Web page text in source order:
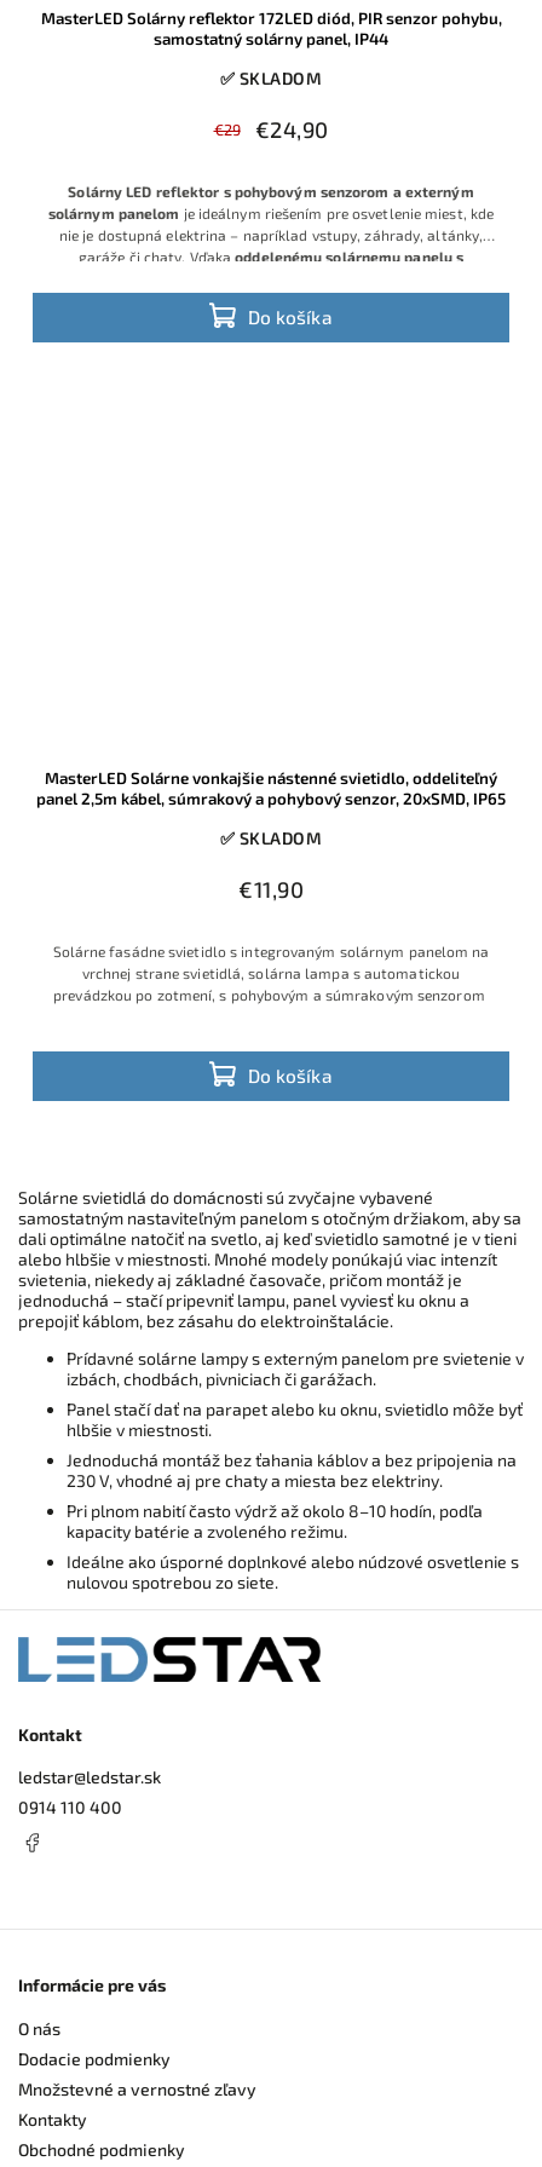
MasterLED Solárny reflektor 172LED diód, PIR senzor pohybu,
samostatný solárny panel, IP44
✅ SKLADOM
€29 €24,90
Do košíka
Solárny LED reflektor s pohybovým senzorom a externým
solárnym panelom je ideálnym riešením pre osvetlenie miest, kde
nie je dostupná elektrina – napríklad vstupy, záhrady, altánky,
garáže či chaty. Vďakaoddelenému solárnemu panelu s
najlepším slnečným svitom, zatiaľ čo reflektor môže byť
nainštalovaný v tieni alebo v interiéri.
7W a svetelným tokom400 lm
bežné vonkajšie aj vnútorné použitie.
MasterLED Solárne vonkajšie nástenné svietidlo, oddeliteľný
panel 2,5m kábel, súmrakový a pohybový senzor, 20xSMD, IP65
✅ SKLADOM
€11,90
Do košíka
Solárne fasádne svietidlo s integrovaným solárnym panelom na
vrchnej strane svietidlá, solárna lampa s automatickou
prevádzkou po zotmení, s pohybovým a súmrakovým senzorom
Solárne svietidlá do domácnosti sú zvyčajne vybavené
samostatným nastaviteľným panelom s otočným držiakom, aby sa
dali optimálne natočiť na svetlo, aj keď svietidlo samotné je v tieni
alebo hlbšie v miestnosti. Mnohé modely ponúkajú viac intenzít
svietenia, niekedy aj základné časovače, pričom montáž je
jednoduchá – stačí pripevniť lampu, panel vyviesť ku oknu a
prepojiť káblom, bez zásahu do elektroinštalácie.
Prídavné solárne lampy s externým panelom pre svietenie v
izbách, chodbách, pivniciach či garážach.
Panel stačí dať na parapet alebo ku oknu, svietidlo môže byť
hlbšie v miestnosti.
Jednoduchá montáž bez ťahania káblov a bez pripojenia na
230 V, vhodné aj pre chaty a miesta bez elektriny.
Pri plnom nabití často výdrž až okolo 8–10 hodín, podľa
kapacity batérie a zvoleného režimu.
Ideálne ako úsporné doplnkové alebo núdzové osvetlenie s
nulovou spotrebou zo siete.
Kontakt
ledstar@ledstar.sk
0914 110 400
Informácie pre vás
O nás
Dodacie podmienky
Množstevné a vernostné zľavy
Kontakty
Obchodné podmienky